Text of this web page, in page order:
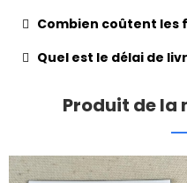
Combien coûtent les
Quel est le délai de
Produit de la